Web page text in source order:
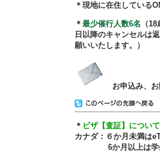
＊現地に在住している
＊ 最少催行人数6名 （
日以降のキャンセルは
願いいたします。）
お申込み、
＊ ビザ【査証】について
カナダ：６か月未満は
6か月以上は学